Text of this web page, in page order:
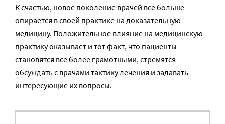
К счастью, новое поколение врачей все больше
опирается в своей практике на доказательную
медицину. Положительное влияние на медицинскую
практику оказывает и тот факт, что пациенты
становятся все более грамотными, стремятся
обсуждать с врачами тактику лечения и задавать
интересующие их вопросы.